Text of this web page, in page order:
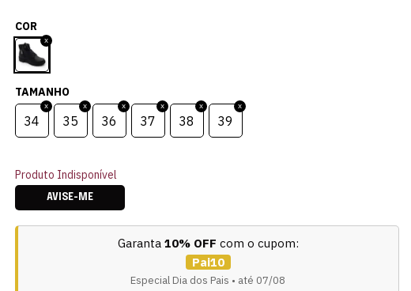
COR
TAMANHO
34 35 36 37 38 39
Produto Indisponível
AVISE-ME
Garanta 10% OFF com o cupom:
Pai10
Especial Dia dos Pais • até 07/08